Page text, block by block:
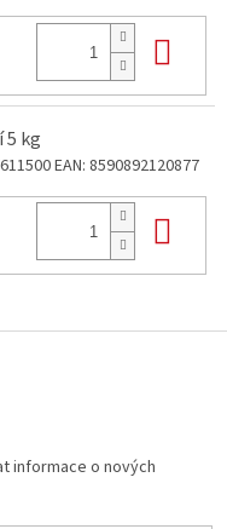
kg
EAN: 8590892120877
informace o nových